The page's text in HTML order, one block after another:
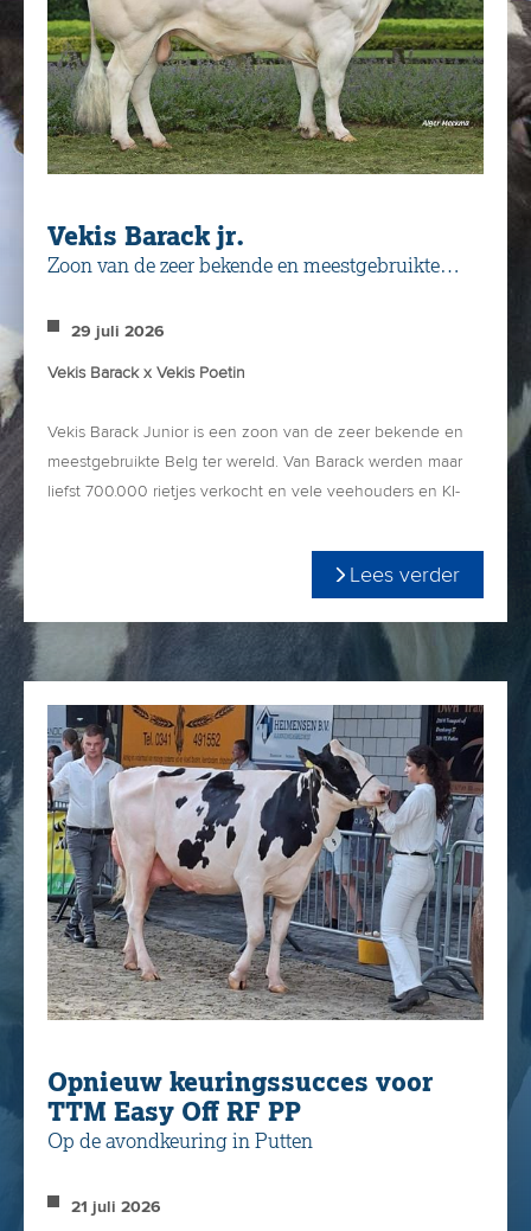
Vekis Barack jr.
Zoon van de zeer bekende en meestgebruikte
29 juli 2026
Vekis Barack x Vekis Poetin
Vekis Barack Junior is een zoon van de zeer bekende en
meestgebruikte Belg ter wereld. Van Barack werden maar
liefst 700.000 rietjes verkocht en vele veehouders en KI-
aller tijden. Barack is maar liefst 16 jaar oud geworden.
dubbele garantie geeft op zeer makkelijke geboortes, hoge
levensvatbaarheid bij geboorte en korte draagtijd. De
ook:
132 geboortegemak
101 levensvatbaarheid geboorte
90 draagtijd (kort)
Lees verder
Opnieuw keuringssucces voor
TTM Easy Off RF PP
Op de avondkeuring in Putten
21 juli 2026